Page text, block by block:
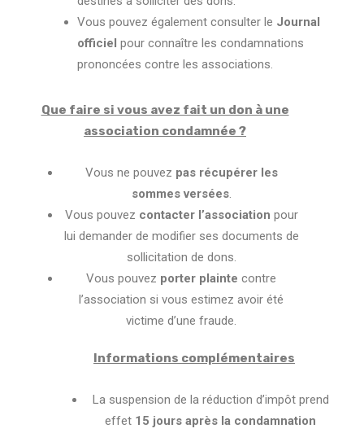
Vous pouvez également consulter le Journal
officiel pour connaître les condamnations
prononcées contre les associations.
Que faire si vous avez fait un don à une
association condamnée ?
Vous ne pouvez pas récupérer les
sommes versées.
Vous pouvez contacter l’association pour
lui demander de modifier ses documents de
sollicitation de dons.
Vous pouvez porter plainte contre
l’association si vous estimez avoir été
victime d’une fraude.
Informations complémentaires
La suspension de la réduction d’impôt prend
effet 15 jours après la condamnation